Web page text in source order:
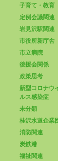
子育て・教育
定例会議関連
岩見沢駅関連
市役所新庁舎
市立病院
後援会関係
政策思考
新型コロナウ
ルス感染症
未分類
桂沢水道企業
消防関連
炭鉄港
福祉関連